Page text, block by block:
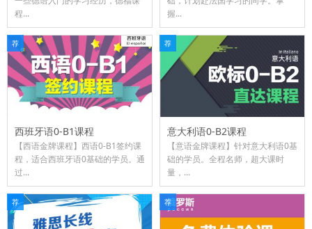
程...
握...
西班牙语0-B1课程
【西语金牌课程】西语0-B1签约课
程，适合西班牙语0基础的学员。通
过...
荐
意大利语0-B2课程
【意语金牌课程】针对意大利语0基
础的学员。全程名师，超大课时
量，...
荐
荐 荐